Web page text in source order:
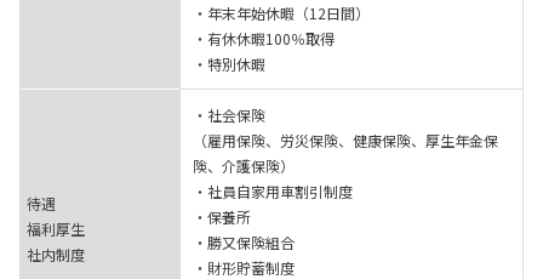
・年末年始休暇（12日間）
・有休休暇100％取得
・特別休暇
待遇
福利厚生
社内制度
・社会保険
（雇用保険、労災保険、健康保険、厚生年金保
険、介護保険）
・社員自家用車割引制度
・保養所
・勝又保険組合
・財形貯蓄制度